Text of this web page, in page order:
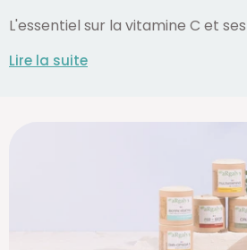
L'essentiel sur la vitamine C et
Lire la suite